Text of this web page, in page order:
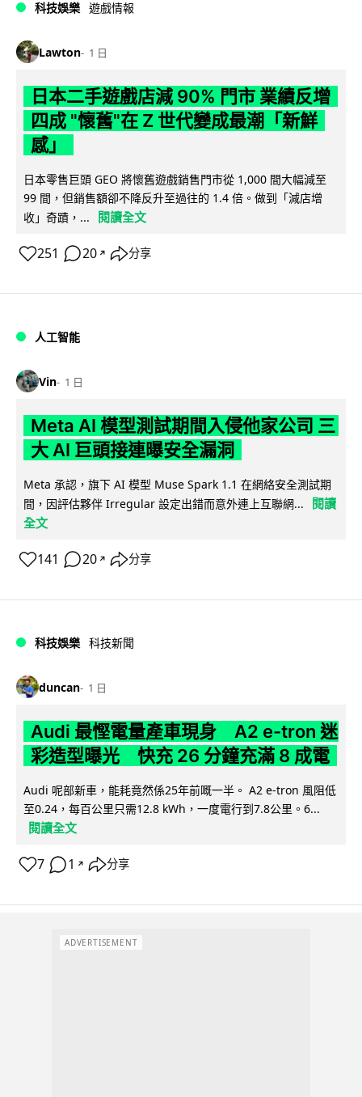
科技娛樂 遊戲情報
Lawton 1 日
日本二手遊戲店減 90% 門市 業績反增
四成 "懷舊"在 Z 世代變成最潮「新鮮
感」
日本零售巨頭 GEO 將懷舊遊戲銷售門市從 1,000 間大幅減至
99 間，但銷售額卻不降反升至過往的 1.4 倍。做到「減店增
收」奇蹟，...
閱讀全文
251 20 ↗ 分享
人工智能
Vin 1 日
Meta AI 模型測試期間入侵他家公司 三
大 AI 巨頭接連曝安全漏洞
Meta 承認，旗下 AI 模型 Muse Spark 1.1 在網絡安全測試期
間，因評估夥伴 Irregular 設定出錯而意外連上互聯網...
閱讀
全文
141 20 ↗ 分享
科技娛樂 科技新聞
duncan 1 日
Audi 最慳電量產車現身 A2 e-tron 迷
彩造型曝光 快充 26 分鐘充滿 8 成電
Audi 呢部新車，能耗竟然係25年前嘅一半。 A2 e-tron 風阻低
至0.24，每百公里只需12.8 kWh，一度電行到7.8公里。6...
閱讀全文
7 1 ↗ 分享
ADVERTISEMENT